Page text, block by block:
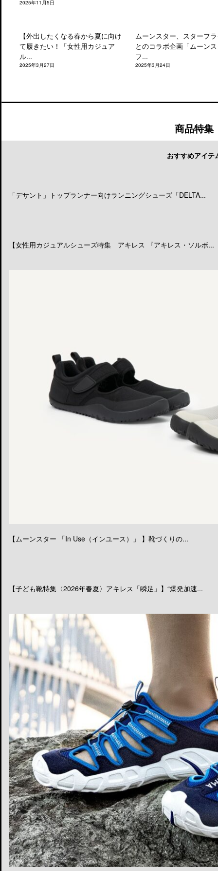
2025年11月5日
【外出したくなる春から夏に向け
て履きたい！「女性用カジュア
ル...
2025年3月27日
ムーンスター、スターフ
とのコラボ企画「ムーン
フ...
2025年3月24日
商品特集
おすすめアイテ
「デサント」トップランナー向けランニングシューズ「DELTA...
【女性用カジュアルシューズ特集 アキレス 『アキレス・ソルボ...
【ムーンスター 「In Use（インユース）」 】靴づくりの...
【子ども靴特集〈2026年春夏〉アキレス「瞬足」】“爆発加速...